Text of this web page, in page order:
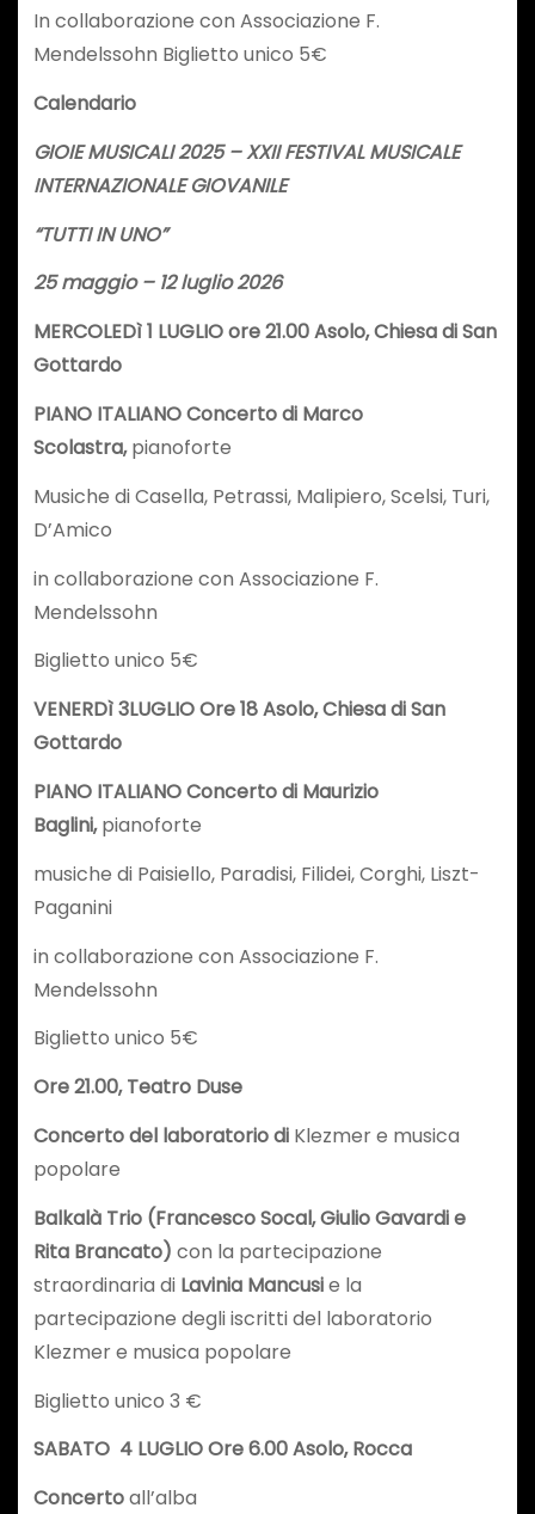
In collaborazione con Associazione F.
Mendelssohn Biglietto unico 5€
Calendario
GIOIE MUSICALI 2025 – XXII FESTIVAL MUSICALE
INTERNAZIONALE GIOVANILE
“TUTTI IN UNO”
25 maggio – 12 luglio 2026
MERCOLEDì 1 LUGLIO ore 21.00 Asolo, Chiesa di San
Gottardo
PIANO ITALIANO Concerto di Marco
Scolastra,pianoforte
Musiche di Casella, Petrassi, Malipiero, Scelsi, Turi,
D’Amico
in collaborazione con Associazione F.
Mendelssohn
Biglietto unico 5€
VENERDì 3LUGLIO Ore 18 Asolo, Chiesa di San
Gottardo
PIANO ITALIANO Concerto di Maurizio
Baglini,pianoforte
musiche di Paisiello, Paradisi, Filidei, Corghi, Liszt-
Paganini
in collaborazione con Associazione F.
Mendelssohn
Biglietto unico 5€
Ore 21.00, Teatro Duse
Concerto del laboratorio diKlezmer e musica
popolare
Balkalà Trio (Francesco Socal, Giulio Gavardi e
Rita Brancato) con la partecipazione
straordinaria diLavinia Mancusie la
partecipazione degli iscritti del laboratorio
Klezmer e musica popolare
Biglietto unico 3 €
SABATO 4 LUGLIO Ore 6.00 Asolo, Rocca
Concertoall’alba